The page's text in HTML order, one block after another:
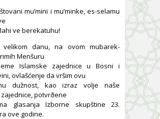
mu’mini i mu’minke, es-selamu
ve berekatuhu!
danu, na ovom mubarek-
Menšuru
Islamske zajednice u Bosni i
ovlašćenje da vršim ovu
dužnost, kao izraz volje naše
potvrðene
glasanja Izborne skupštine 23.
ove godine.